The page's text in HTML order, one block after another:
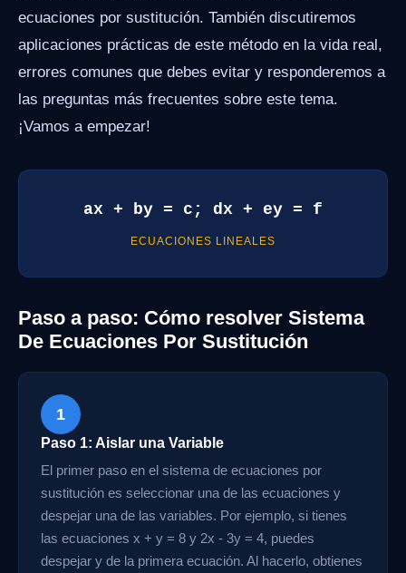
ecuaciones por sustitución. También discutiremos
aplicaciones prácticas de este método en la vida real,
errores comunes que debes evitar y responderemos a
las preguntas más frecuentes sobre este tema.
¡Vamos a empezar!
ax + by = c; dx + ey = f
ECUACIONES LINEALES
Paso a paso: Cómo resolver Sistema
De Ecuaciones Por Sustitución
1
Paso 1: Aislar una Variable
El primer paso en el sistema de ecuaciones por
sustitución es seleccionar una de las ecuaciones y
despejar una de las variables. Por ejemplo, si tienes
las ecuaciones x + y = 8 y 2x - 3y = 4, puedes
despejar y de la primera ecuación. Al hacerlo, obtienes